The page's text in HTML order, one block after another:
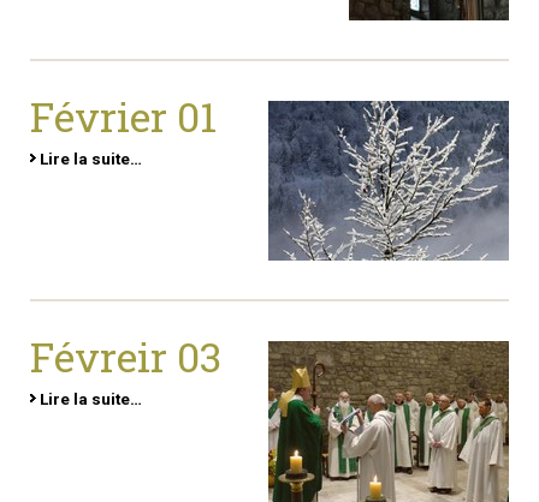
Février 01
Lire la suite…
Févreir 03
Lire la suite…